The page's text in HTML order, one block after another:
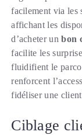
facilement via les
affichant les
d’acheter unbon
facilite les
fluidifient le
renforcent
fidéliser une
Ciblage